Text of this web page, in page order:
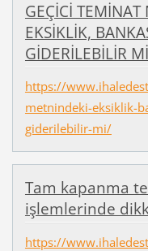
GEÇİCİ
EKSİKLİK,
GİDERİLEBİLİR
https://
metnindeki-eksiklik-
giderilebilir-mi/
Tam kapanma
işlemlerinde
https://